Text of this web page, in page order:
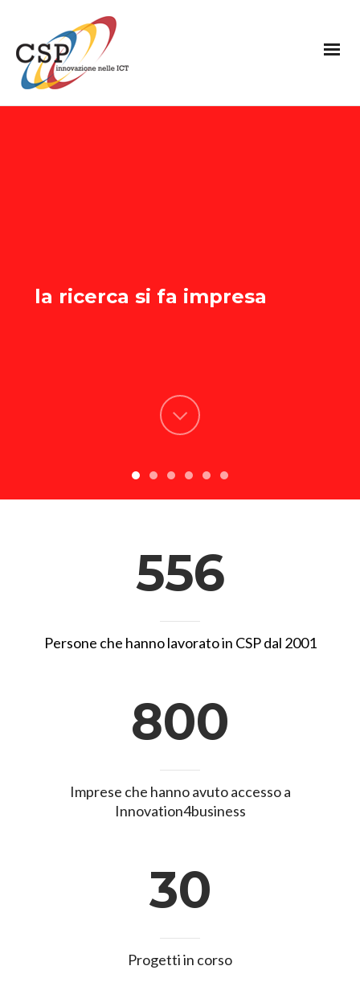
la ricerca si fa impresa
556
Persone che hanno lavorato in CSP dal 2001
800
Imprese che hanno avuto accesso a
Innovation4business
30
Progetti in corso